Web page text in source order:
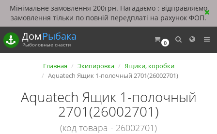
Мінімальне замовлення 200грн. Нагадаємо : відправляємо
замовлення тільки по повній передплаті на рахунок ФОП.
0
ДомРыбака
Рыболовные снасти
Главная Экипировка
Ящики, коробки
Aquatech Ящик 1-полочный 2701(26002701)
Aquatech Ящик 1-полочный
2701(26002701)
(код товара - 26002701)